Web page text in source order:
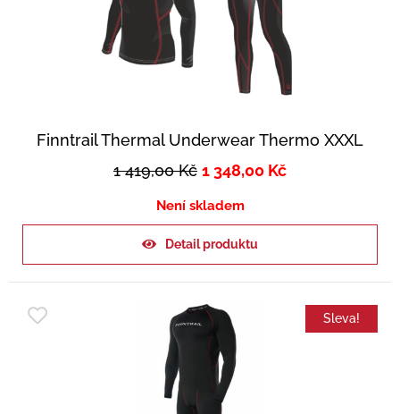
Finntrail Thermal Underwear Thermo XXXL
1 419,00Kč 1 348,00 Kč
Není skladem
Detail produktu
Sleva!